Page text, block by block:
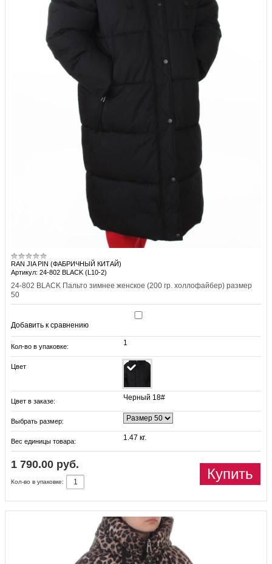
RAN JIA PIN (ФАБРИЧНЫЙ КИТАЙ)
Артикул: 24-802 BLACK (L10-2)
24-802 BLACK Пальто зимнее женское (200 гр. холлофайбер) размер
50
Добавить к сравнению
Кол-во в упаковке: 1
Цвет
Цвет в заказе: Черный 18#
Выбрать размер:
Вес единицы товара: 1.47 кг.
1 790.00 руб.
Купить
Кол-во в упаковке: